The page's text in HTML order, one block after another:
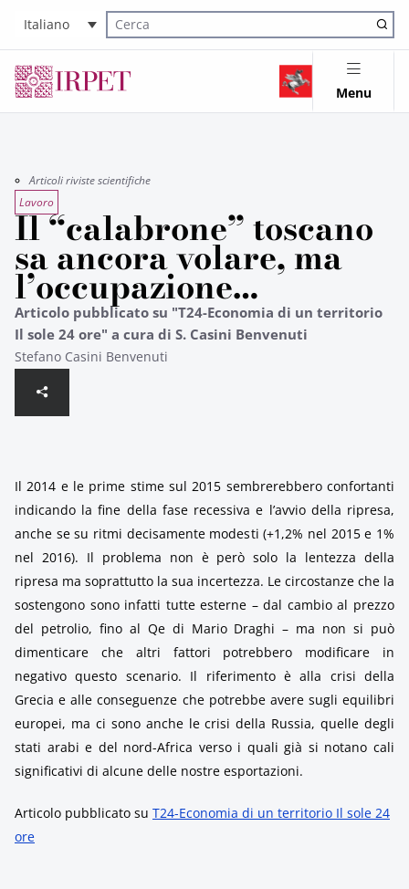
Italiano
Cerca nel sito
Menu
Articoli riviste scientifiche
Lavoro
Il “calabrone” toscano
sa ancora volare, ma
l’occupazione…
Articolo pubblicato su "T24-Economia di un territorio
Il sole 24 ore" a cura di S. Casini Benvenuti
Stefano Casini Benvenuti
Il 2014 e le prime stime sul 2015 sembrerebbero confortanti
indicando la fine della fase recessiva e l’avvio della ripresa,
anche se su ritmi decisamente modesti (+1,2% nel 2015 e 1%
nel 2016). Il problema non è però solo la lentezza della
ripresa ma soprattutto la sua incertezza. Le circostanze che la
sostengono sono infatti tutte esterne – dal cambio al prezzo
del petrolio, fino al Qe di Mario Draghi – ma non si può
dimenticare che altri fattori potrebbero modificare in
negativo questo scenario. Il riferimento è alla crisi della
Grecia e alle conseguenze che potrebbe avere sugli equilibri
europei, ma ci sono anche le crisi della Russia, quelle degli
stati arabi e del nord-Africa verso i quali già si notano cali
significativi di alcune delle nostre esportazioni.
Articolo pubblicato su T24-Economia di un territorio Il sole 24
ore